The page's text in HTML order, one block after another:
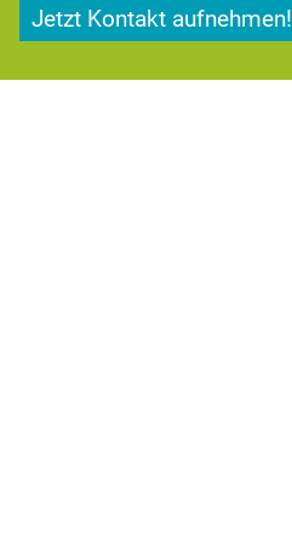
Jetzt Kontakt aufnehmen!